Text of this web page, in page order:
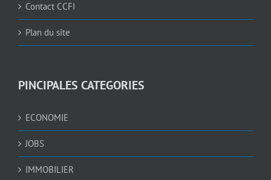
Contact CCFI
Plan du site
PINCIPALES CATEGORIES
ECONOMIE
JOBS
IMMOBILIER